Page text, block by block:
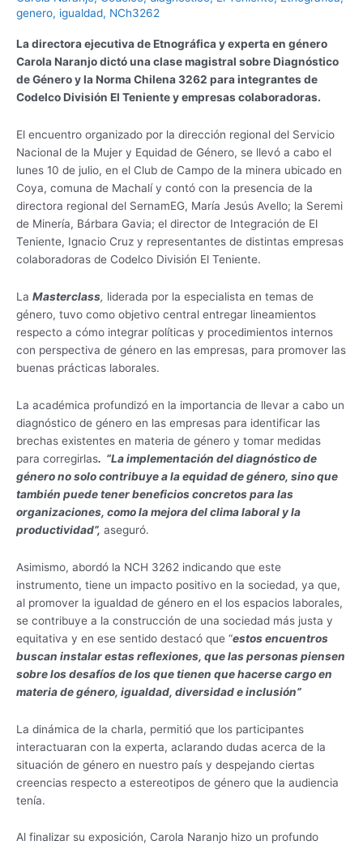
genero, igualdad, NCh3262
La directora ejecutiva de Etnográfica y experta en género
Carola Naranjo dictó una clase magistral sobre Diagnóstico
de Género y la Norma Chilena 3262 para integrantes de
Codelco División El Teniente y empresas colaboradoras.
El encuentro organizado por la dirección regional del Servicio
Nacional de la Mujer y Equidad de Género, se llevó a cabo el
lunes 10 de julio, en el Club de Campo de la minera ubicado en
Coya, comuna de Machalí y contó con la presencia de la
directora regional del SernamEG, María Jesús Avello; la Seremi
de Minería, Bárbara Gavia; el director de Integración de El
Teniente, Ignacio Cruz y representantes de distintas empresas
colaboradoras de Codelco División El Teniente.
La Masterclass, liderada por la especialista en temas de
género, tuvo como objetivo central entregar lineamientos
respecto a cómo integrar políticas y procedimientos internos
con perspectiva de género en las empresas, para promover las
buenas prácticas laborales.
La académica profundizó en la importancia de llevar a cabo un
diagnóstico de género en las empresas para identificar las
brechas existentes en materia de género y tomar medidas
para corregirlas. “La implementación del diagnóstico de
género no solo contribuye a la equidad de género, sino que
también puede tener beneficios concretos para las
organizaciones, como la mejora del clima laboral y la
productividad”, aseguró.
Asimismo, abordó la NCH 3262 indicando que este
instrumento, tiene un impacto positivo en la sociedad, ya que,
al promover la igualdad de género en el los espacios laborales,
se contribuye a la construcción de una sociedad más justa y
equitativa y en ese sentido destacó que “estos encuentros
buscan instalar estas reflexiones, que las personas piensen
sobre los desafíos de los que tienen que hacerse cargo en
materia de género, igualdad, diversidad e inclusión”
La dinámica de la charla, permitió que los participantes
interactuaran con la experta, aclarando dudas acerca de la
situación de género en nuestro país y despejando ciertas
creencias respecto a estereotipos de género que la audiencia
tenía.
Al finalizar su exposición, Carola Naranjo hizo un profundo
Teniente